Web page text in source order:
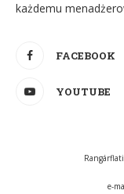
każdemu
FACEBOOK
YOUTUBE
e-